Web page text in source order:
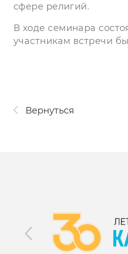
сфере религий.
В ходе семинара
участникам встречи
Вернуться